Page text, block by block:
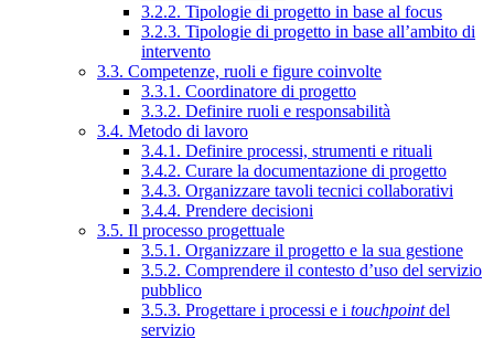
3.2.2. Tipologie di progetto in base al focus
3.2.3. Tipologie di progetto in base all’ambito di
intervento
3.3. Competenze, ruoli e figure coinvolte
3.3.1. Coordinatore di progetto
3.3.2. Definire ruoli e responsabilità
3.4. Metodo di lavoro
3.4.1. Definire processi, strumenti e rituali
3.4.2. Curare la documentazione di progetto
3.4.3. Organizzare tavoli tecnici collaborativi
3.4.4. Prendere decisioni
3.5. Il processo progettuale
3.5.1. Organizzare il progetto e la sua gestione
3.5.2. Comprendere il contesto d’uso del servizio
pubblico
3.5.3. Progettare i processi e i touchpointdel
servizio